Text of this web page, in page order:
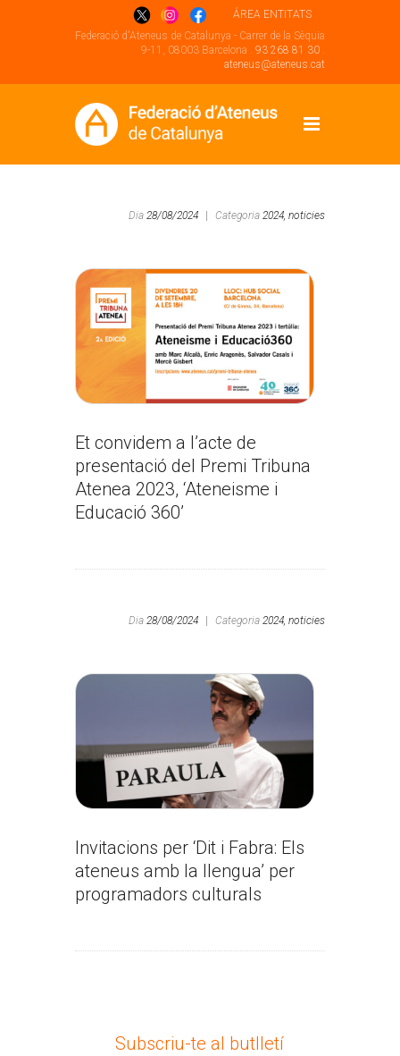
ÁREA ENTITATS
Federació d'Ateneus de Catalunya - Carrer de la Sèquia
9-11, 08003 Barcelona . 93 268 81 30 .
ateneus@ateneus.cat
Dia 28/08/2024 Categoria 2024, noticies
Et convidem a l’acte de
presentació del Premi Tribuna
Atenea 2023, ‘Ateneisme i
Educació 360’
Dia 28/08/2024 Categoria 2024, noticies
Invitacions per ‘Dit i Fabra: Els
ateneus amb la llengua’ per
programadors culturals
Subscriu-te al butlletí